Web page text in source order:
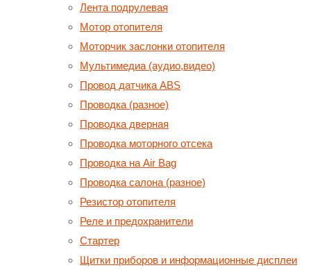
Лента подрулевая
Мотор отопителя
Моторчик заслонки отопителя
Мультимедиа (аудио,видео)
Провод датчика ABS
Проводка (разное)
Проводка дверная
Проводка моторного отсека
Проводка на Air Bag
Проводка салона (разное)
Резистор отопителя
Реле и предохранители
Стартер
Щитки приборов и информационные дисплеи